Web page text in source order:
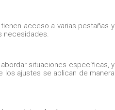
acceso a varias pestañas y
necesidades.
situaciones específicas, y
los ajustes se aplican de manera